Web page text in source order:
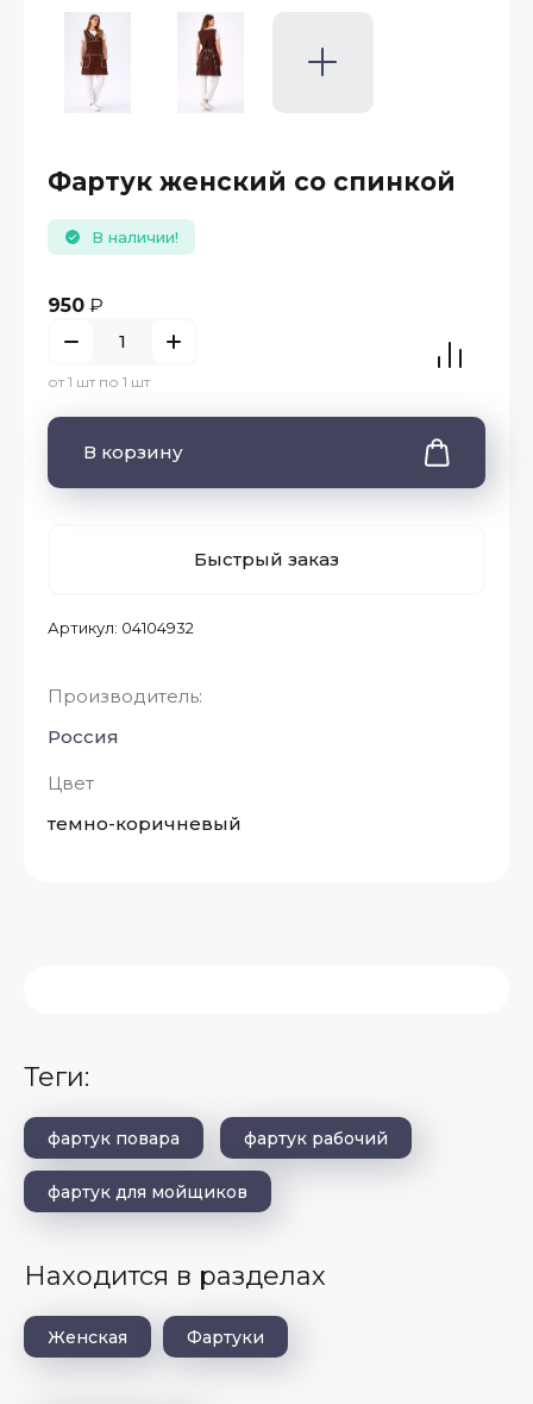
Фартук женский со спинкой
Артикул: 04104932
В наличии!
950 ₽
от 1 шт по 1 шт
В корзину
Быстрый заказ
Производитель:
Россия
Цвет
темно-коричневый
теги:
фартук повара фартук рабочий
фартук для мойщиков
Находится в разделах
Женская Фартуки